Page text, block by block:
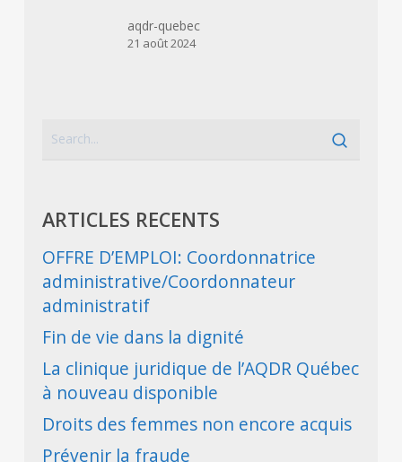
aqdr-quebec
21 août 2024
ARTICLES RECENTS
OFFRE D’EMPLOI: Coordonnatrice
administrative/Coordonnateur
administratif
Fin de vie dans la dignité
La clinique juridique de l’AQDR Québec
à nouveau disponible
Droits des femmes non encore acquis
Prévenir la fraude